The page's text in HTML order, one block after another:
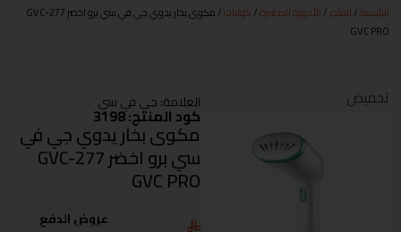
الرئيسية/المتجر/الأجهزة الصغيرة/كوايات
/ مكوى بخار يدوي جي في سي برو اخضر GVC-277
GVC PRO
تخفيض العلامة:جي في سي
كود المنتج: 3198
مكوى بخار يدوي جي في
سي برو اخضر GVC-277
GVC PRO
عروض الدفع